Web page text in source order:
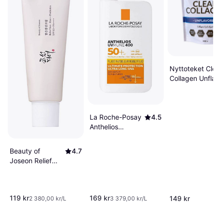
Beauty of
Joseon Relief
4.7
119 kr2 380,00 kr/L
La Roche-Posay
Anthelios
4.5
169 kr3 379,00 kr/L
Nyttoteket
Collagen
149 kr